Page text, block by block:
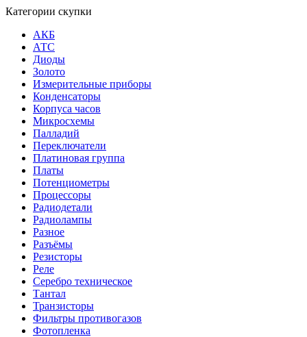
Категории скупки
АКБ
АТС
Диоды
Золото
Измерительные приборы
Конденсаторы
Корпуса часов
Микросхемы
Палладий
Переключатели
Платиновая группа
Платы
Потенциометры
Процессоры
Радиодетали
Радиолампы
Разное
Разъёмы
Резисторы
Реле
Серебро техническое
Тантал
Транзисторы
Фильтры противогазов
Фотопленка